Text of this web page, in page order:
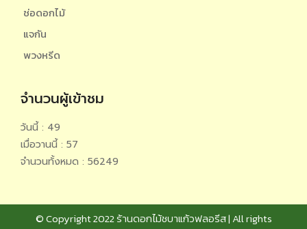
ช่อดอกไม้
แจกัน
พวงหรีด
จำนวนผู้เข้าชม
วันนี้ : 49
เมื่อวานนี้ : 57
จำนวนทั้งหมด : 56249
© Copyright 2022 ร้านดอกไม้ชบาแก้วฟลอรีส | All rights